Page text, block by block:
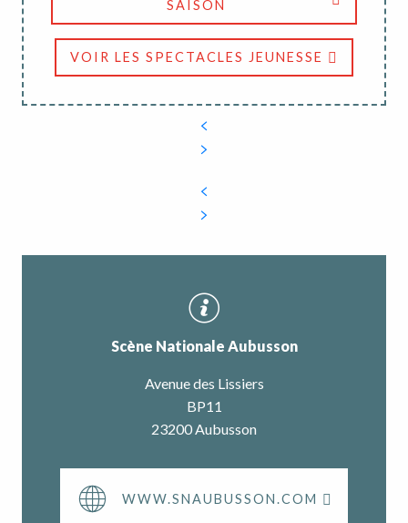
SAISON
VOIR LES SPECTACLES JEUNESSE
Scène Nationale Aubusson
Avenue des Lissiers
BP11
23200 Aubusson
WWW.SNAUBUSSON.COM